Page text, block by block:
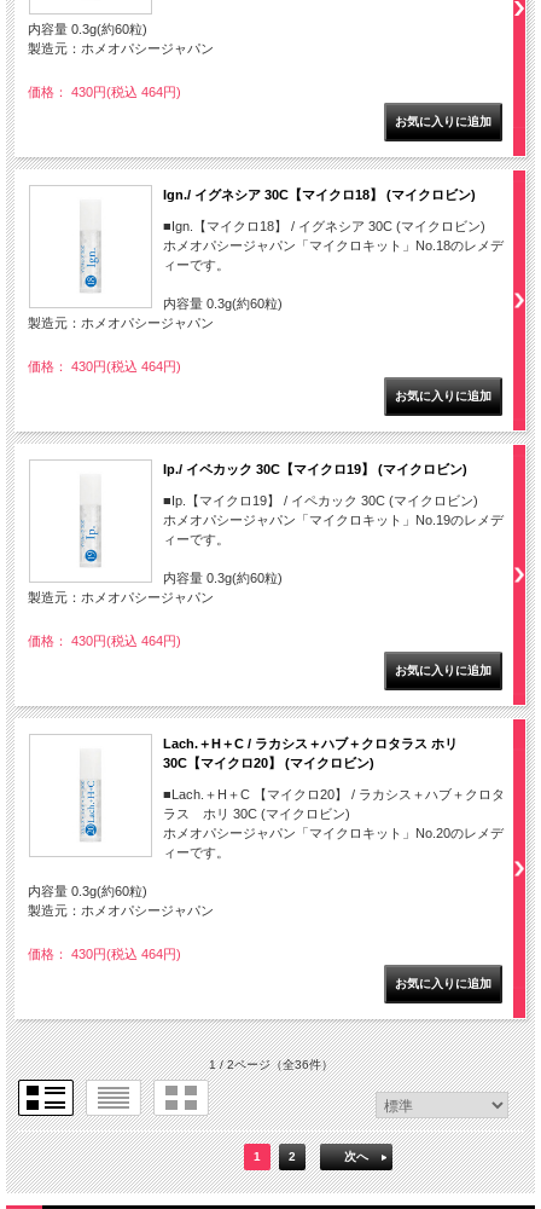
内容量 0.3g(約60粒)
製造元：ホメオパシージャパン
価格： 430円(税込 464円)
Ign./ イグネシア 30C【マイクロ18】 (マイクロビン)
■Ign.【マイクロ18】 / イグネシア 30C (マイクロビン)
ホメオパシージャパン「マイクロキット」No.18のレメデ
ィーです。
内容量 0.3g(約60粒)
製造元：ホメオパシージャパン
価格： 430円(税込 464円)
Ip./ イペカック 30C【マイクロ19】 (マイクロビン)
■Ip.【マイクロ19】 / イペカック 30C (マイクロビン)
ホメオパシージャパン「マイクロキット」No.19のレメデ
ィーです。
内容量 0.3g(約60粒)
製造元：ホメオパシージャパン
価格： 430円(税込 464円)
Lach.＋H＋C / ラカシス＋ハブ＋クロタラス ホリ
30C【マイクロ20】 (マイクロビン)
■Lach.＋H＋C 【マイクロ20】 / ラカシス＋ハブ＋クロタ
ラス ホリ 30C (マイクロビン)
ホメオパシージャパン「マイクロキット」No.20のレメデ
ィーです。
内容量 0.3g(約60粒)
製造元：ホメオパシージャパン
価格： 430円(税込 464円)
1 / 2ページ（全36件）
1 2 次へ